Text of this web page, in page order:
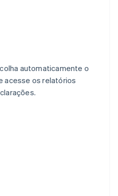
automaticamente o
acesse os relatórios